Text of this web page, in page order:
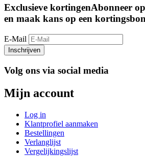
Exclusieve kortingenAbonneer
en maak kans op een
E-Mail
Inschrijven
Volg ons via social media
Mijn account
Log in
Klantprofiel aanmaken
Bestellingen
Verlanglijst
Vergelijkingslijst